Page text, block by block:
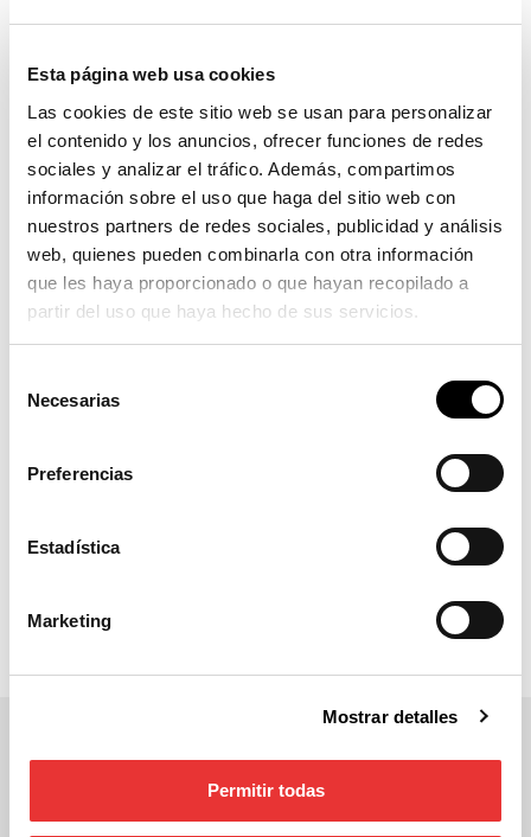
Esta página web usa cookies
Las cookies de este sitio web se usan para personalizar
el contenido y los anuncios, ofrecer funciones de redes
sociales y analizar el tráfico. Además, compartimos
información sobre el uso que haga del sitio web con
nuestros partners de redes sociales, publicidad y análisis
web, quienes pueden combinarla con otra información
que les haya proporcionado o que hayan recopilado a
partir del uso que haya hecho de sus servicios.
Necesarias
Preferencias
Estadística
Marketing
Mostrar detalles
Permitir todas
(abrasión, impactos, químicos, etc.).
Gran resistencia anti-vandálica.
De fácil limpieza y mantenimiento.
Tratamiento anti-corrosivo mediante
imprimación anti-óxido.
Anclaje al pavimento mediante cimentación.
Disponible en una amplia variedad de colores.
Poliéster gris como color estándar.
Producto patentado.
Con marcado CE y en cumplimiento con la
normativa aplicable vigente.
técnico o comercial sobre este o más